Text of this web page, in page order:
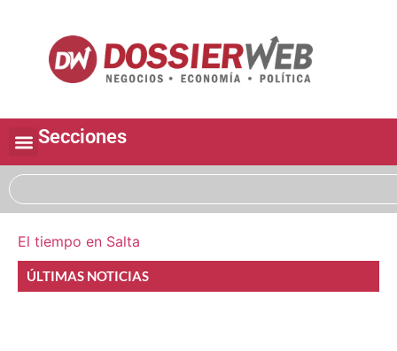
Secciones
El tiempo en Salta
ÚLTIMAS NOTICIAS